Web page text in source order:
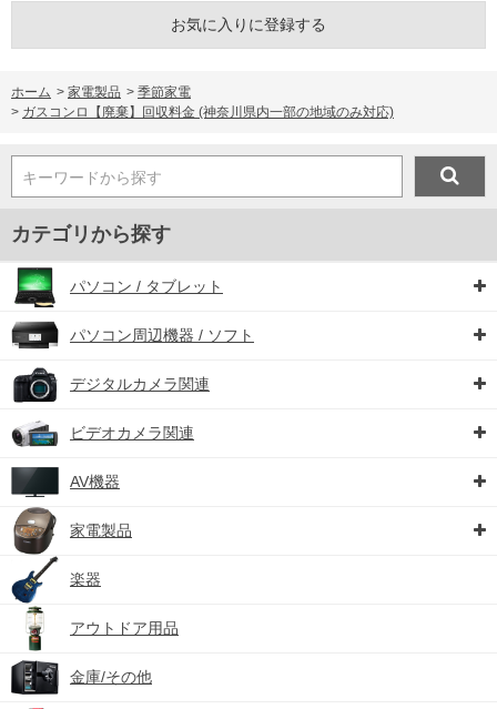
お気に入りに登録する
ホーム > 家電製品 > 季節家電
> ガスコンロ【廃棄】回収料金 (神奈川県内一部の地域のみ対応)
キーワードから探す
カテゴリから探す
パソコン / タブレット
パソコン周辺機器 / ソフト
デジタルカメラ関連
ビデオカメラ関連
AV機器
家電製品
楽器
アウトドア用品
金庫/その他